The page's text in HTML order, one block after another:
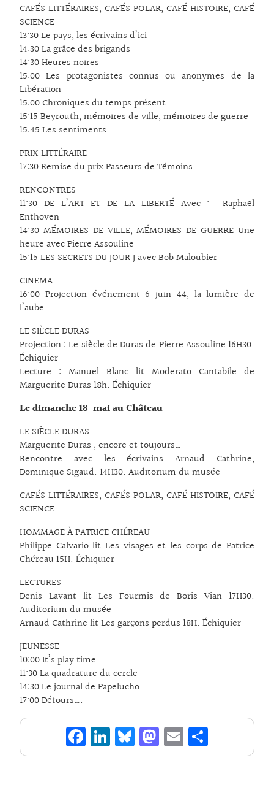
CAFÉS LITTÉRAIRES, CAFÉS POLAR, CAFÉ HISTOIRE, CAFÉ
SCIENCE
13:30 Le pays, les écrivains d’ici
14:30 La grâce des brigands
14:30 Heures noires
15:00 Les protagonistes connus ou anonymes de la
Libération
15:00 Chroniques du temps présent
15:15 Beyrouth, mémoires de ville, mémoires de guerre
15:45 Les sentiments
PRIX LITTÉRAIRE
17:30 Remise du prix Passeurs de Témoins
RENCONTRES
11:30 DE L’ART ET DE LA LIBERTÉ Avec : Raphaël
Enthoven
14:30 MÉMOIRES DE VILLE, MÉMOIRES DE GUERRE Une
heure avec Pierre Assouline
15:15 LES SECRETS DU JOUR J avec Bob Maloubier
CINEMA
16:00 Projection événement 6 juin 44, la lumière de
l’aube
LE SIÈCLE DURAS
Projection : Le siècle de Duras de Pierre Assouline 16H30.
Échiquier
Lecture : Manuel Blanc lit Moderato Cantabile de
Marguerite Duras 18h. Échiquier
Le dimanche 18 mai au Château
LE SIÈCLE DURAS
Marguerite Duras , encore et toujours…
Rencontre avec les écrivains Arnaud Cathrine,
Dominique Sigaud. 14H30. Auditorium du musée
CAFÉS LITTÉRAIRES, CAFÉS POLAR, CAFÉ HISTOIRE, CAFÉ
SCIENCE
HOMMAGE À PATRICE CHÉREAU
Philippe Calvario lit Les visages et les corps de Patrice
Chéreau 15H. Échiquier
LECTURES
Denis Lavant lit Les Fourmis de Boris Vian 17H30.
Auditorium du musée
Arnaud Cathrine lit Les garçons perdus 18H. Échiquier
JEUNESSE
10:00 It’s play time
11:30 La quadrature du cercle
14:30 Le journal de Papelucho
17:00 Détours….
Fa
ce
Li
n
Bl
ue
M
as
E
m rt